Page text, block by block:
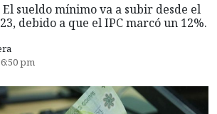
El sueldo mínimo va a subir desde el
debido a que el IPC marcó un 12%.
pm